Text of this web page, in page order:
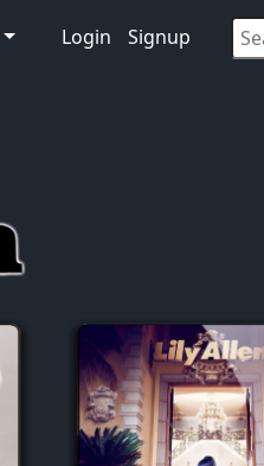
Login Signup